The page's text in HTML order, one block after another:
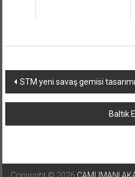
Yazı
dolaşımı
STM yeni savaş gemisi
Baltık
Copyright © 2026 CAMLIMANI